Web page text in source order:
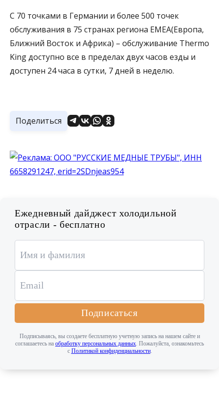
С 70 точками в Германии и более 500 точек
обслуживания в 75 странах региона EMEA(Европа,
Ближний Восток и Африка) – обслуживание Thermo
King доступно все в пределах двух часов езды и
доступен 24 часа в сутки, 7 дней в неделю.
Поделиться
Ежедневный дайджест холодильной
отрасли - бесплатно
Подписаться
Подписываясь, вы создаете бесплатную учетную запись на нашем сайте и
соглашаетесь на обработку персональных данных . Пожалуйста, ознакомьтесь
с Политикой конфиденциальности.